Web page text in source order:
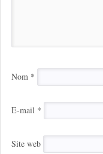
Nom *
E-mail *
Site web